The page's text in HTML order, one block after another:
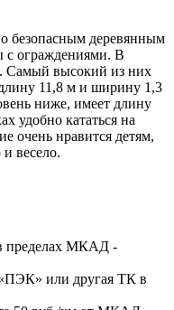
безопасным деревянным
с ограждениями. В
Самый высокий из них
11,8 м и ширину 1,3
ниже, имеет длину
удобно кататься на
очень нравится детям,
весело.
пределах МКАД -
или другая ТК в